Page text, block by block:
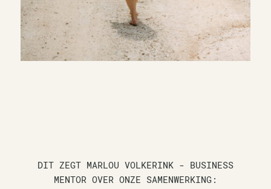
DIT ZEGT MARLOU VOLKERINK - BUSINESS
MENTOR OVER ONZE SAMENWERKING: